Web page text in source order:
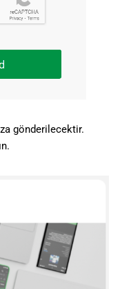
gönderilecektir.